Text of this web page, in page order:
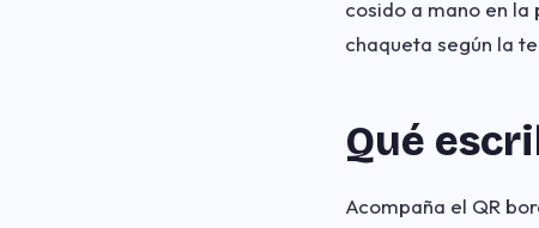
cosido a mano en
chaqueta según la
Qué
Acompaña el QR